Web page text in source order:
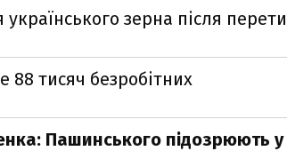
зерна після
88 тисяч безробітних
Пашинського підозрюють